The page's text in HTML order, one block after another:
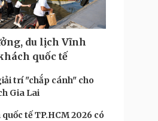
du lịch Vĩnh
quốc tế
trí "chắp cánh" cho
Gia Lai
tế TP.HCM 2026 có